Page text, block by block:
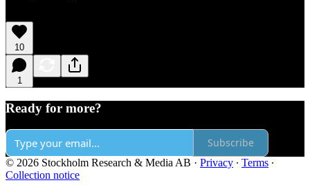
10
1
Ready for more?
Subscribe
© 2026 Stockholm Research & Media AB · Privacy ∙ Terms ∙
Collection notice